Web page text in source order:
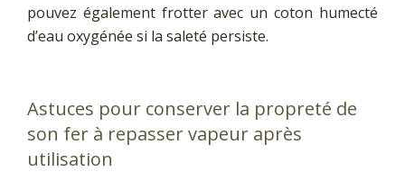
pouvez également frotter avec un coton humecté
d’eau oxygénée si la saleté persiste.
Astuces pour conserver la propreté de
son fer à repasser vapeur après
utilisation